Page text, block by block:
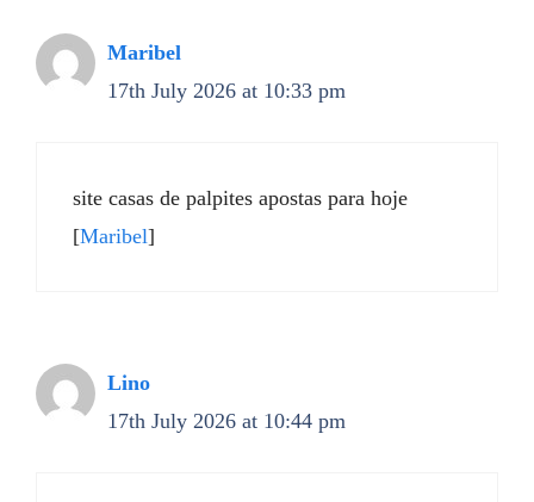
Maribel
17th July 2026 at 10:33 pm
site casas de palpites apostas para hoje
[Maribel]
Lino
17th July 2026 at 10:44 pm